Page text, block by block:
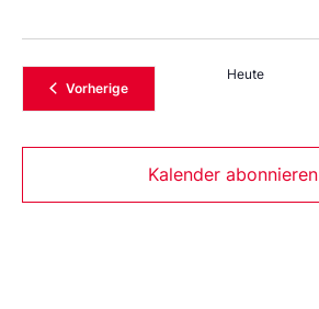
VorherigeVeranstaltungen
Heute
Kalender abonnieren